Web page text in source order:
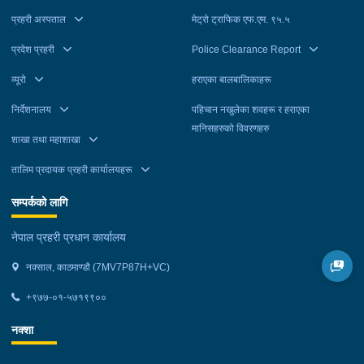
प्रहरी अस्पताल
प्रदेश प्रहरी
व्यूरो
निर्देशनालय
शाखा तथा महाशाखा
तालिम प्रदायक प्रहरी कार्यालयहरू
मेट्रो ट्राफिक एफ.एम. ९५.५
Police Clearance Report
हराएका बालबालिकाहरू
पहिचान नखुलेका शवहरू र हराएका
मानिसहरुको विवरणहरु
सम्पर्कको लागि
नेपाल प्रहरी प्रधान कार्यालय
नक्साल, काठमाण्डौ (7MV7P87H+VC)
+९७७-०१-५७१९९००
नक्शा